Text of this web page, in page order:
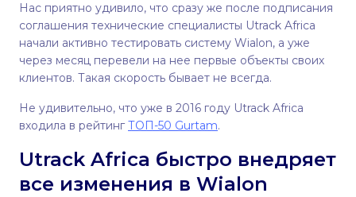
Нас приятно удивило, что сразу же после подписания
соглашения технические специалисты Utrack Africa
начали активно тестировать систему Wialon, а уже
через месяц перевели на нее первые объекты своих
клиентов. Такая скорость бывает не всегда.
Не удивительно, что уже в 2016 году Utrack Africa
входила в рейтинг ТОП-50 Gurtam.
Utrack Africa быстро внедряет
все изменения в Wialon